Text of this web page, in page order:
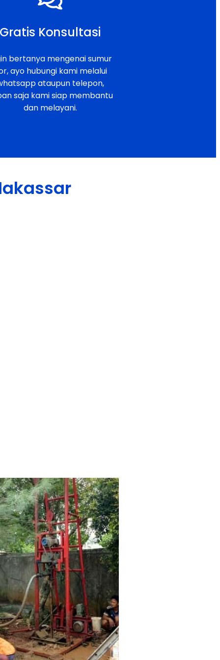
Gratis Konsultasi
bertanya mengenai sumur
ayo hubungi kami melalui
ataupun telepon,
saja kami siap membantu
dan melayani.